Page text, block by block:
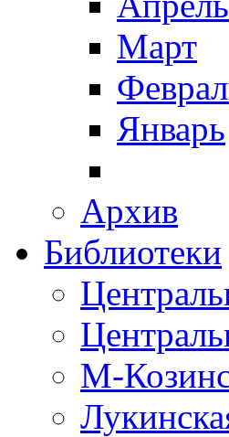
Март
Январь
Архив
Библиотеки
М-